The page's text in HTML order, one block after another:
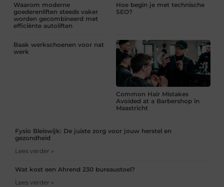
Waarom moderne
goederenliften steeds vaker
worden gecombineerd met
efficiënte autoliften
Hoe begin je met technische
SEO?
Baak werkschoenen voor nat
werk
Common Hair Mistakes
Avoided at a Barbershop in
Maastricht
Fysio Bleiswijk: De juiste zorg voor jouw herstel en
gezondheid
Lees verder »
Wat kost een Ahrend 230 bureaustoel?
Lees verder »